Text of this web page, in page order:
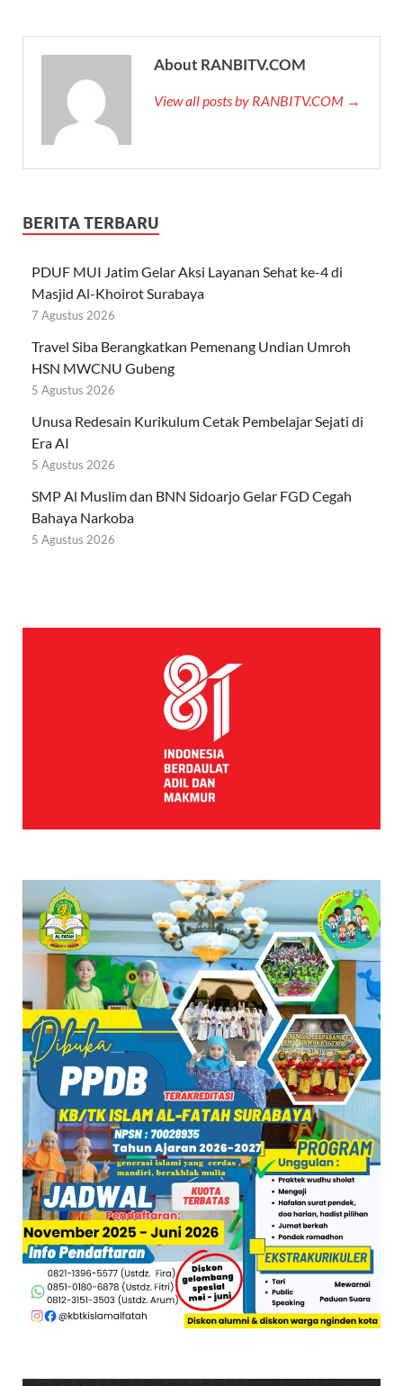
About RANBITV.COM
View all posts by RANBITV.COM →
BERITA TERBARU
PDUF MUI Jatim Gelar Aksi Layanan Sehat ke-4 di
Masjid Al-Khoirot Surabaya
7 Agustus 2026
Travel Siba Berangkatkan Pemenang Undian Umroh
HSN MWCNU Gubeng
5 Agustus 2026
Unusa Redesain Kurikulum Cetak Pembelajar Sejati di
Era AI
5 Agustus 2026
SMP Al Muslim dan BNN Sidoarjo Gelar FGD Cegah
Bahaya Narkoba
5 Agustus 2026